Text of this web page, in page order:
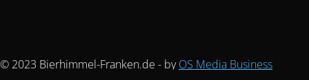
© 2023 Bierhimmel-Franken.de - byOS Media Business